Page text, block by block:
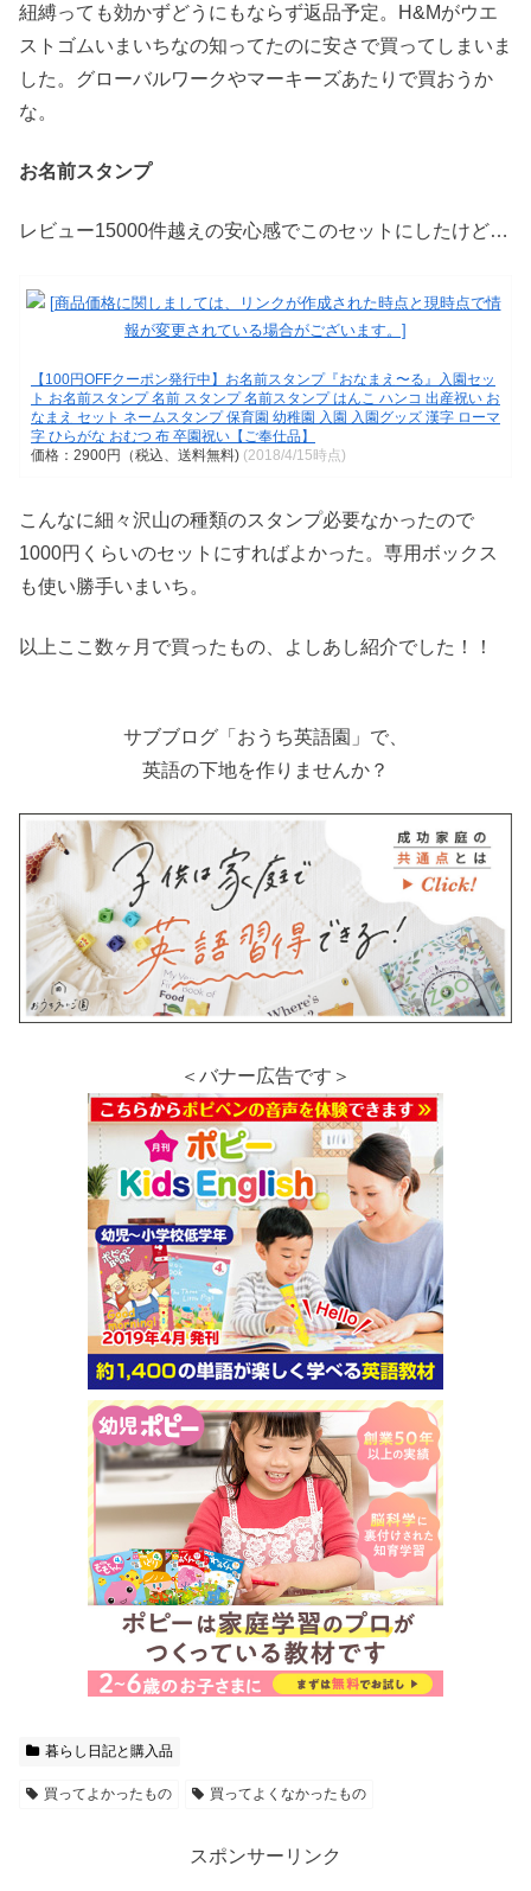
紐縛っても効かずどうにもならず返品予定。H&Mがウエ
ストゴムいまいちなの知ってたのに安さで買ってしまいま
した。グローバルワークやマーキーズあたりで買おうか
な。
お名前スタンプ
レビュー15000件越えの安心感でこのセットにしたけど…
【100円OFFクーポン発行中】お名前スタンプ『おなまえ〜る』入園セッ
ト お名前スタンプ 名前 スタンプ 名前スタンプ はんこ ハンコ 出産祝い お
なまえ セット ネームスタンプ 保育園 幼稚園 入園 入園グッズ 漢字 ローマ
字 ひらがな おむつ 布 卒園祝い【ご奉仕品】
価格：2900円（税込、送料無料) (2018/4/15時点)
こんなに細々沢山の種類のスタンプ必要なかったので
1000円くらいのセットにすればよかった。専用ボックス
も使い勝手いまいち。
以上ここ数ヶ月で買ったもの、よしあし紹介でした！！
サブブログ「おうち英語園」で、
英語の下地を作りませんか？
＜バナー広告です＞
暮らし日記と購入品
買ってよかったもの 買ってよくなかったもの
スポンサーリンク